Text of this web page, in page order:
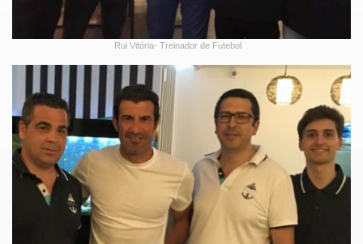
Rui Vitória- Treinador de Futebol